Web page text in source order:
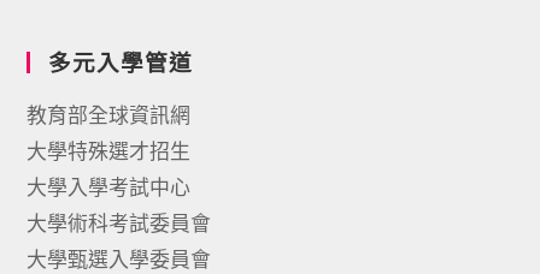
多元入學管道
教育部全球資訊網
大學特殊選才招生
大學入學考試中心
大學術科考試委員會
大學甄選入學委員會